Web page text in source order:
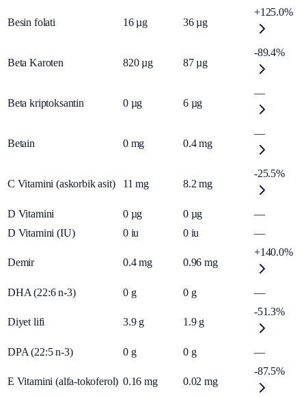
Besin folati 16 µg 36 µg
+125.0%
Beta Karoten 820 µg 87 µg
-89.4%
Beta kriptoksantin 0 µg 6 µg
—
Betain 0 mg 0.4 mg
—
C Vitamini (askorbik asit) 11 mg 8.2 mg
-25.5%
D Vitamini 0 µg 0 µg
—
D Vitamini (IU)
0 iu 0 iu —
Demir 0.4 mg 0.96 mg
+140.0%
DHA (22:6 n-3) 0 g 0 g —
Diyet lifi 3.9 g 1.9 g
-51.3%
DPA (22:5 n-3) 0 g 0 g —
E Vitamini (alfa-tokoferol) 0.16 mg 0.02 mg
-87.5%